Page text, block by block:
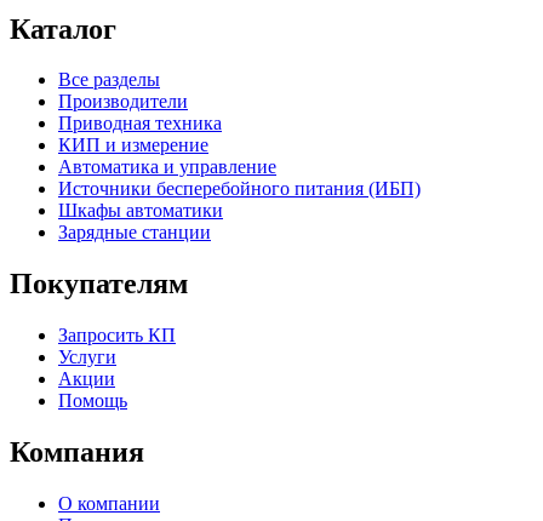
Каталог
Все разделы
Производители
Приводная техника
КИП и измерение
Автоматика и управление
Источники бесперебойного питания (ИБП)
Шкафы автоматики
Зарядные станции
Покупателям
Запросить КП
Услуги
Акции
Помощь
Компания
О компании